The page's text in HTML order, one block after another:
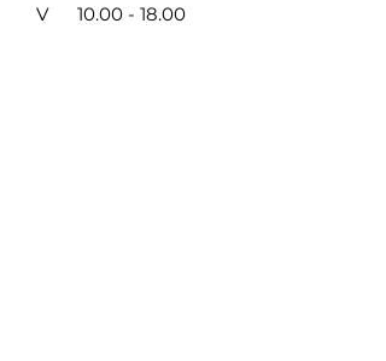
V 10.00 - 18.00